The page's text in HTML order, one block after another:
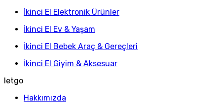
İkinci El Elektronik Ürünler
İkinci El Ev & Yaşam
İkinci El Bebek Araç & Gereçleri
İkinci El Giyim & Aksesuar
letgo
Hakkımızda